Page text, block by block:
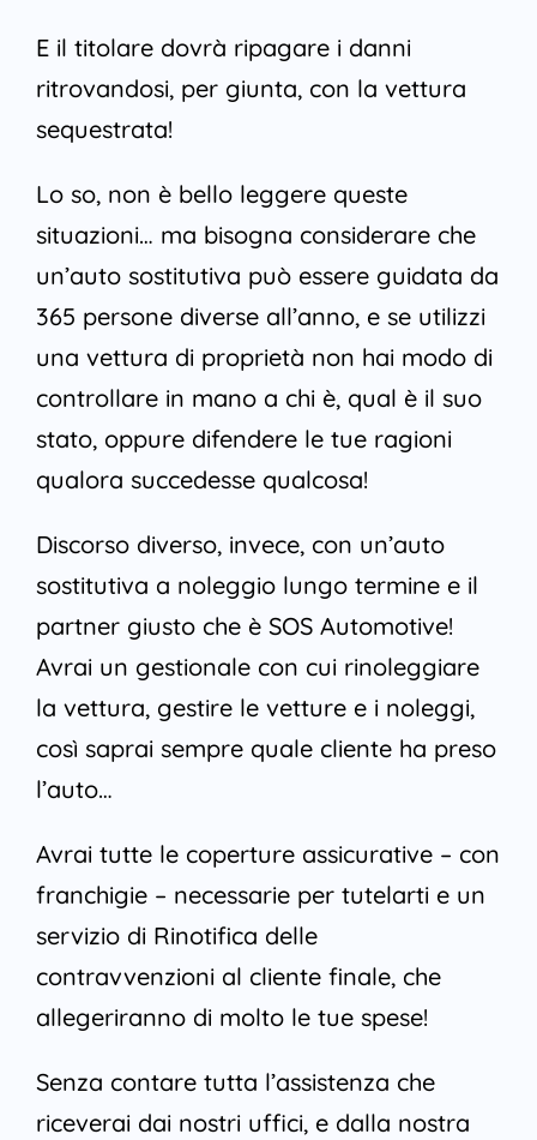
E il titolare dovrà ripagare i danni
ritrovandosi, per giunta, con la vettura
sequestrata!
Lo so, non è bello leggere queste
situazioni… ma bisogna considerare che
un’auto sostitutiva può essere guidata da
365 persone diverse all’anno, e se utilizzi
una vettura di proprietà non hai modo di
controllare in mano a chi è, qual è il suo
stato, oppure difendere le tue ragioni
qualora succedesse qualcosa!
Discorso diverso, invece, con un’auto
sostitutiva a noleggio lungo termine e il
partner giusto che è SOS Automotive!
Avrai un gestionale con cui rinoleggiare
la vettura, gestire le vetture e i noleggi,
così saprai sempre quale cliente ha preso
l’auto…
Avrai tutte le coperture assicurative – con
franchigie – necessarie per tutelarti e un
servizio di Rinotifica delle
contravvenzioni al cliente finale, che
allegeriranno di molto le tue spese!
Senza contare tutta l’assistenza che
riceverai dai nostri uffici, e dalla nostra